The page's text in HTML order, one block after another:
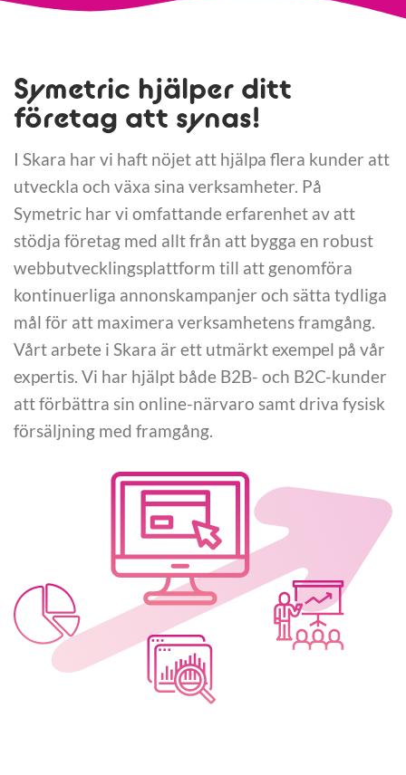
Symetric hjälper ditt
företag att synas!
I Skara har vi haft nöjet att hjälpa flera kunder att
utveckla och växa sina verksamheter. På
Symetric har vi omfattande erfarenhet av att
stödja företag med allt från att bygga en robust
webbutvecklingsplattform till att genomföra
kontinuerliga annonskampanjer och sätta tydliga
mål för att maximera verksamhetens framgång.
Vårt arbete i Skara är ett utmärkt exempel på vår
expertis. Vi har hjälpt både B2B- och B2C-kunder
att förbättra sin online-närvaro samt driva fysisk
försäljning med framgång.